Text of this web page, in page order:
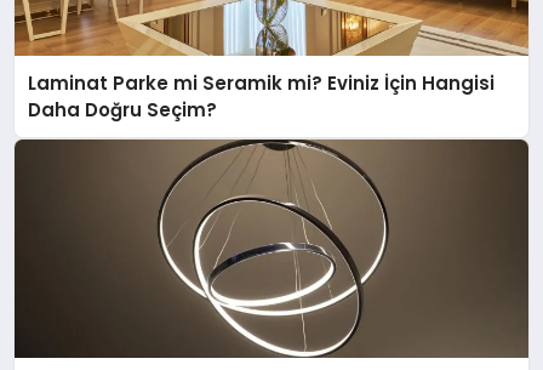
Laminat Parke mi Seramik mi? Eviniz İçin Hangisi
Daha Doğru Seçim?